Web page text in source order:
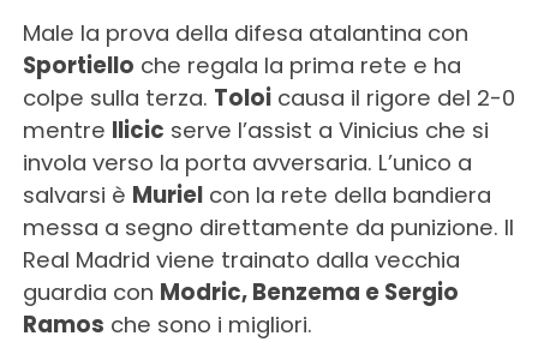
Male la prova della difesa atalantina con
Sportiello che regala la prima rete e ha
colpe sulla terza. Toloicausa il rigore del 2-0
mentre Ilicic serve l’assist a Vinicius che si
invola verso la porta avversaria. L’unico a
salvarsi è Murielcon la rete della bandiera
messa a segno direttamente da punizione. Il
Real Madrid viene trainato dalla vecchia
guardia con Modric, Benzema e Sergio
Ramos che sono i migliori.